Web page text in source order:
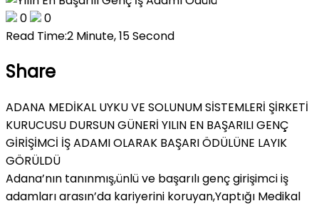
0
0
Read Time:2 Minute, 15 Second
Share
ADANA MEDİKAL UYKU VE SOLUNUM SİSTEMLERİ ŞİRKETİ
KURUCUSU DURSUN GÜNERİ YILIN EN BAŞARILI GENÇ
GİRİŞİMCİ İŞ ADAMI OLARAK BAŞARI ÖDÜLÜNE LAYIK
GÖRÜLDÜ
Adana’nın tanınmış,ünlü ve başarılı genç girişimci iş
adamları arasın’da kariyerini koruyan,Yaptığı Medikal